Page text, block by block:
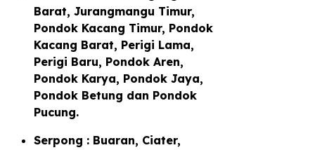
Barat, Jurangmangu Timur,
Pondok Kacang Timur, Pondok
Kacang Barat, Perigi Lama,
Perigi Baru, Pondok Aren,
Pondok Karya, Pondok Jaya,
Pondok Betung dan Pondok
Pucung.
Serpong : Buaran, Ciater,